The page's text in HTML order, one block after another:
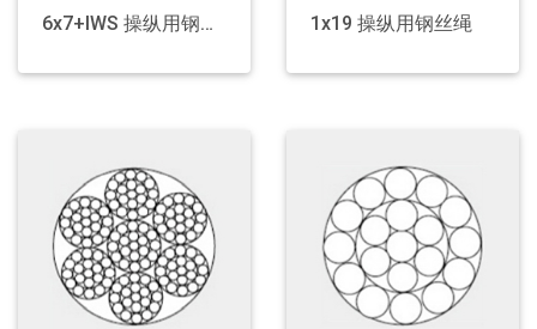
6x7+IWS 操纵用钢丝绳 1x19 操纵用钢丝绳